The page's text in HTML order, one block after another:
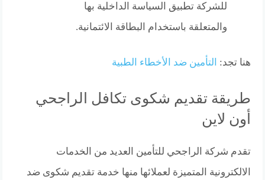
للشركة تطبيق السياسة الداخلية بها
والمتعلقة باستخدام البطاقة الائتمانية.
هنا تجد: التأمين ضد الأخطاء الطبية
طريقة تقديم شكوى تكافل الراجحي
أون لاين
تقدم شركة الراجحي للتأمين العديد من الخدمات
الالكترونية المتميزة لعملائها منها خدمة تقديم شكوى ضد